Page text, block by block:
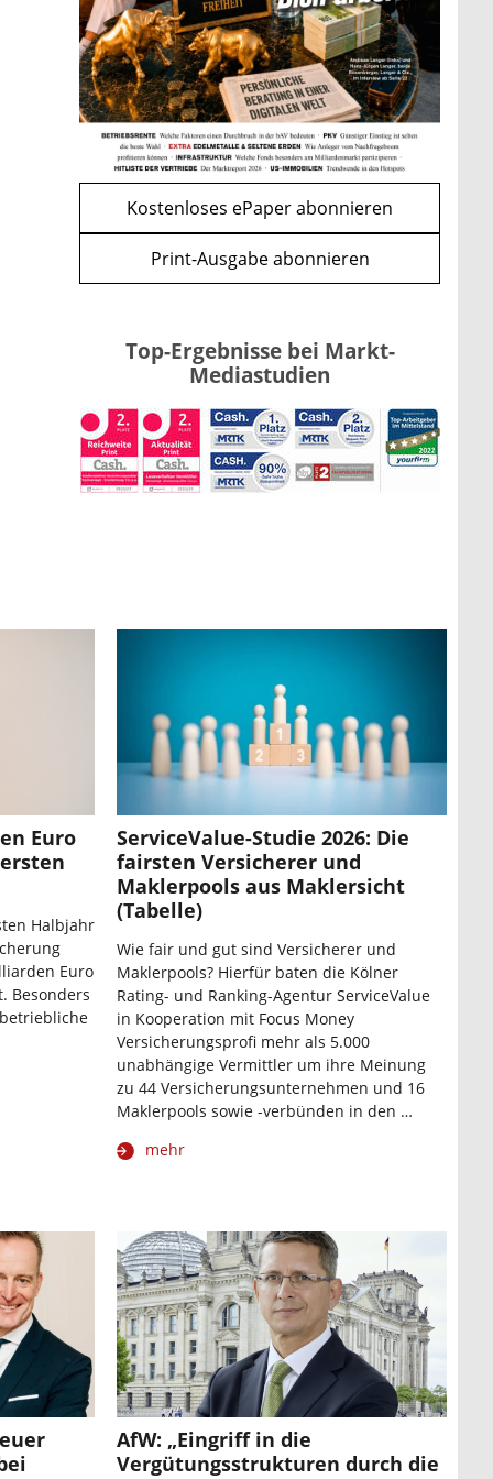
WEITERE ARTIKEL
zurückweiter
Apple-Aktie nach
Quartalszahlen: Ist der
Kursrückgang jetzt eine
Kaufchance?
mehr
Kostenloses ePaper abonnieren
Print-Ausgabe abonnieren
Top-Ergebnisse bei Markt-
Mediastudien
Euro
Halbjahr
Euro
Besonders
ServiceValue-Studie 2026: Die
fairsten Versicherer und
Maklerpools aus Maklersicht
(Tabelle)
Wie fair und gut sind Versicherer und
Maklerpools? Hierfür baten die Kölner
Rating- und Ranking-Agentur ServiceValue
in Kooperation mit Focus Money
Versicherungsprofi mehr als 5.000
unabhängige Vermittler um ihre Meinung
zu 44 Versicherungsunternehmen und 16
Maklerpools sowie -verbünden in den …
mehr
AfW: „Eingriff in die
Vergütungsstrukturen durch die